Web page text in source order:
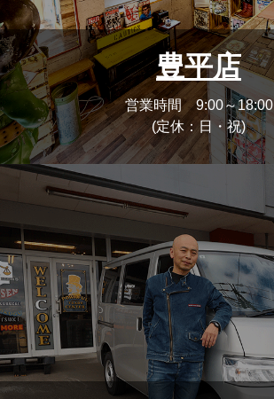
豊平店
営業時間 9:00～18:00
(定休：日・祝)